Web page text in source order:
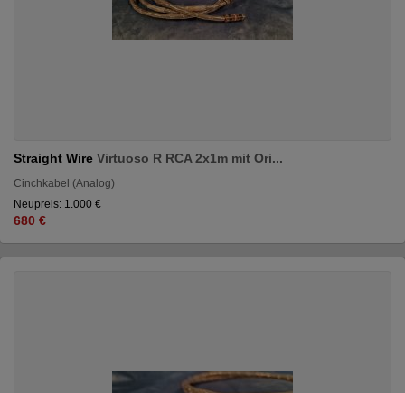
Straight Wire Virtuoso R RCA 2x1m mit Ori...
Cinchkabel (Analog)
Neupreis: 1.000 €
680 €